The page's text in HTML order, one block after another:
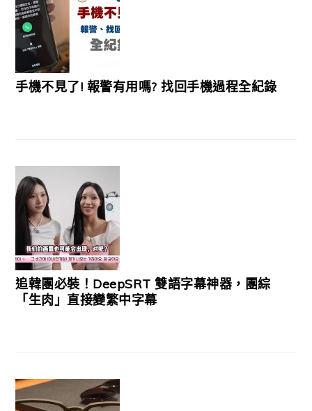
手機不見了! 報警有用嗎? 找回手機過程全紀錄
追韓團必裝！DeepSRT 雙語字幕神器，團綜
「生肉」直接變繁中字幕